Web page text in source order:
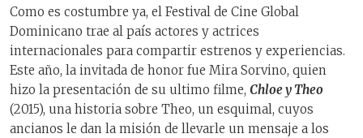
Como es costumbre ya, el Festival de Cine Global
Dominicano trae al país actores y actrices
internacionales para compartir estrenos y experiencias.
Este año, la invitada de honor fue Mira Sorvino, quien
hizo la presentación de su ultimo filme, Chloe y Theo
(2015), una historia sobre Theo, un esquimal, cuyos
ancianos le dan la misión de llevarle un mensaje a los